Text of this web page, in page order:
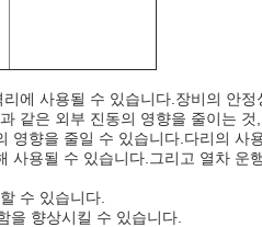
에 사용될 수 있습니다.장비의 안정
같은 외부 진동의 영향을 줄이는
향을 줄일 수 있습니다.다리의 사
용될 수 있습니다.그리고 열차 운
수 있습니다.
을 향상시킬 수 있습니다.